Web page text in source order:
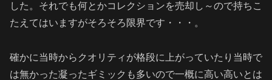
した。それでも何とかコレクションを売却し～ので持ちこ
たえてはいますがそろそろ限界です・・・。
確かに当時からクオリティが格段に上がっていたり当時で
は無かった凝ったギミックも多いので一概に高い高いとは